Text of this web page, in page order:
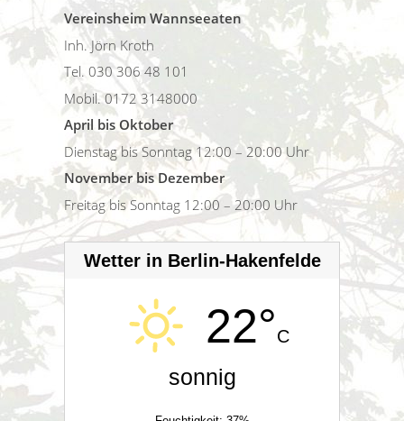
Vereinsheim Wannseeaten
Inh. Jörn Kroth
Tel. 030 306 48 101
Mobil. 0172 3148000
April bis Oktober
Dienstag bis Sonntag 12:00 – 20:00 Uhr
November bis Dezember
Freitag bis Sonntag 12:00 – 20:00 Uhr
Wetter in Berlin-Hakenfelde
22°C
sonnig